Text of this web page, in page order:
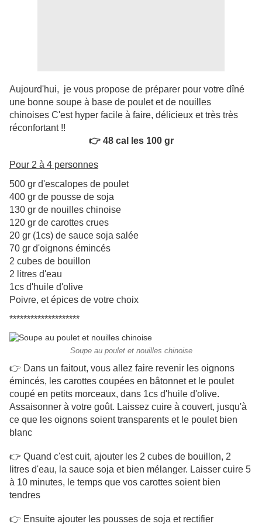
Aujourd'hui, je vous propose de préparer pour votre dîné
une bonne soupe à base de poulet et de nouilles
chinoises C'est hyper facile à faire, délicieux et très très
réconfortant !!
👉 48 cal les 100 gr
Pour 2 à 4 personnes
500 gr d'escalopes de poulet
400 gr de pousse de soja
130 gr de nouilles chinoise
120 gr de carottes crues
20 gr (1cs) de sauce soja salée
70 gr d'oignons émincés
2 cubes de bouillon
2 litres d'eau
1cs d'huile d'olive
Poivre, et épices de votre choix
********************
Soupe au poulet et nouilles chinoise
👉 Dans un faitout, vous allez faire revenir les oignons
émincés, les carottes coupées en bâtonnet et le poulet
coupé en petits morceaux, dans 1cs d'huile d'olive.
Assaisonner à votre goût. Laissez cuire à couvert, jusqu'à
ce que les oignons soient transparents et le poulet bien
blanc
👉 Quand c'est cuit, ajouter les 2 cubes de bouillon, 2
litres d'eau, la sauce soja et bien mélanger. Laisser cuire 5
à 10 minutes, le temps que vos carottes soient bien
tendres
👉 Ensuite ajouter les pousses de soja et rectifier